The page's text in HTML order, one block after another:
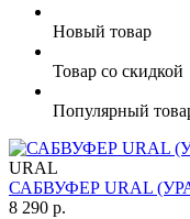
Новый товар
Товар со скидкой
Популярный
URAL
САБВУФЕР URAL
8 290 р.